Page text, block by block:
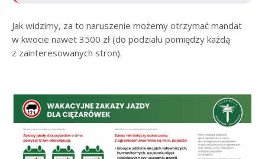
Jak widzimy, za to naruszenie możemy otrzymać mandat
w kwocie nawet 3500 zł (do podziału pomiędzy każdą
z zainteresowanych stron).